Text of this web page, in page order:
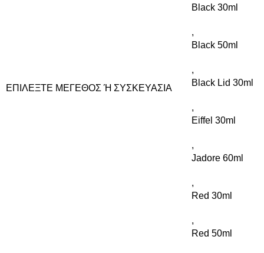
ΕΠΙΛΈΞΤΕ ΜΈΓΕΘΟΣ Ή ΣΥΣΚΕΥΑΣΊΑ
Black 30ml
,
Black 50ml
,
Black Lid 30ml
,
Eiffel 30ml
,
Jadore 60ml
,
Red 30ml
,
Red 50ml